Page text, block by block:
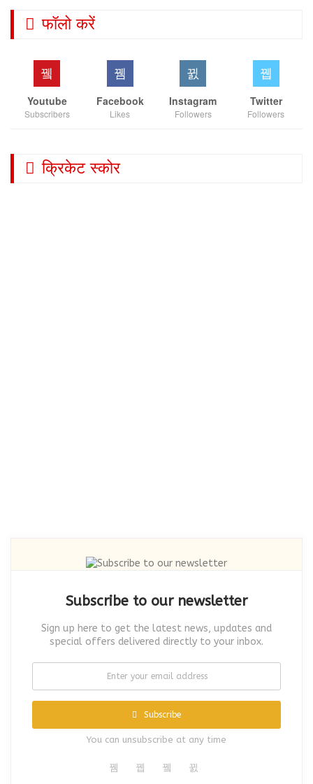
फॉलो करें
Youtube
Subscribers
Facebook
Likes
Instagram
Followers
Twitter
Followers
क्रिकेट स्कोर
Subscribe to our newsletter
Sign up here to get the latest news, updates and
special offers delivered directly to your inbox.
Subscribe
You can unsubscribe at any time